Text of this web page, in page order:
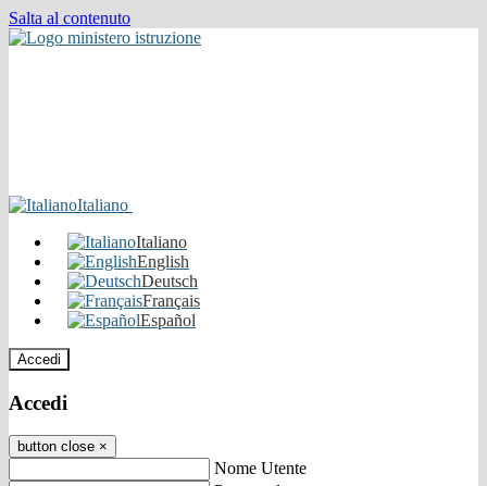
Salta al contenuto
Italiano
Italiano
English
Deutsch
Français
Español
Accedi
Accedi
button close ×
Nome Utente